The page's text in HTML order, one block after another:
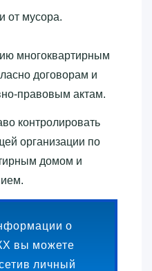
от мусора.
многоквартирным
договорам и
правовым актам.
контролировать
организации по
домом и
о
вы можете
личный